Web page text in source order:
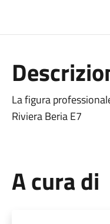
La figura
Riviera Beria E7
A cura di